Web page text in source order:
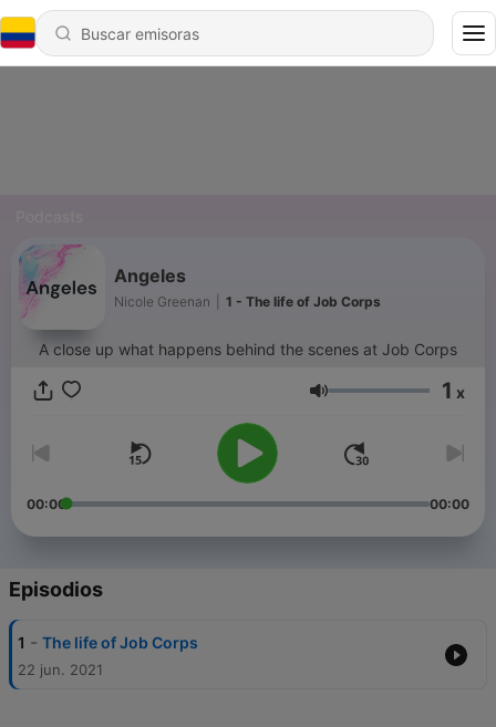
Angeles
Nicole Greenan 1 - The life of Job Corps
A close up what happens behind the scenes at Job Corps
Volumen 1 x
00:00 00:00
Episodios
1 - The life of Job Corps
22 jun. 2021